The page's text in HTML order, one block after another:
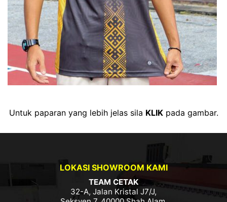
Untuk paparan yang lebih jelas sila KLIKpada gambar.
LOKASI SHOWROOM KAMI
TEAM CETAK
32-A, Jalan Kristal J7/J,